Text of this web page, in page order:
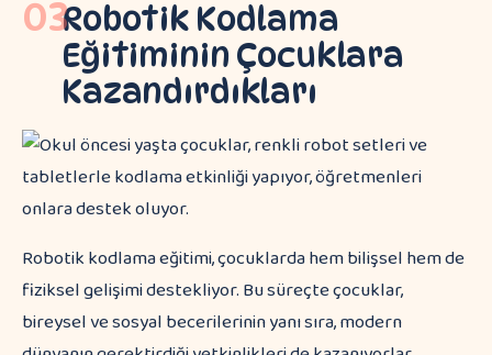
03Robotik Kodlama
Eğitiminin Çocuklara
Kazandırdıkları
Robotik kodlama eğitimi, çocuklarda hem bilişsel hem de
fiziksel gelişimi destekliyor. Bu süreçte çocuklar,
bireysel ve sosyal becerilerinin yanı sıra, modern